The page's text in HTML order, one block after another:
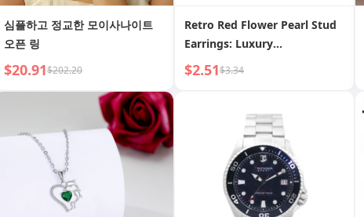
심플하고 정교한 모이사나이트
오픈 링
$20.91$202.20
Retro Red Flower Pearl Stud
Earrings: Luxury
Temperament & Exquisite
Hong Kong Style
$2.51$3.34